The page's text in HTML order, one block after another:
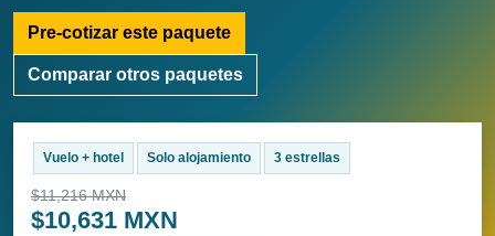
Pre-cotizar este paquete
Comparar otros paquetes
Vuelo + hotel Solo alojamiento 3 estrellas
$11,216 MXN
$10,631 MXN